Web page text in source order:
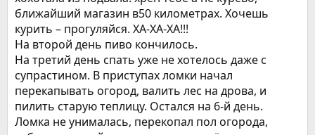
ближайший магазин в50 километрах. Хочешь
курить – прогуляйся. ХА-ХА-ХА!!!
На второй день пиво кончилось.
На третий день спать уже не хотелось даже с
супрастином. В приступах ломки начал
перекапывать огород, валить лес на дрова, и
пилить старую теплицу. Остался на 6-й день.
Ломка не унималась, перекопал пол огорода,